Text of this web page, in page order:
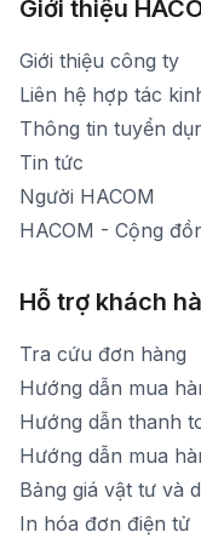
Thời gian mở cửa: Từ
1900 1903 (máy lẻ
1900 1903 (máy lẻ 160)
[email protected]
Thời gian mở cửa: Từ
Giới thiệu
Giới thiệu công ty
Liên hệ hợp tác
Thông tin tuyển
Tin tức
Người HACOM
HACOM - Cộng
Hỗ trợ khách
Tra cứu đơn hàng
Hướng dẫn mua
Hướng dẫn thanh
Hướng dẫn mua
Bảng giá vật tư và
In hóa đơn điện tử